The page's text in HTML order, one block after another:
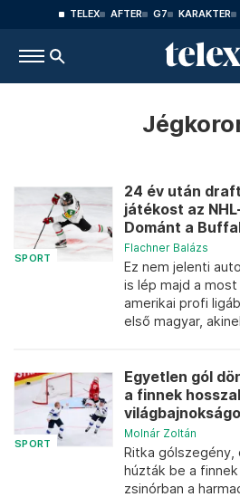
TELEX AFTER G7 KARAKTER
SPORT
24 év után
játékost az
Dománt a
Flachner Balázs
Ez nem jelenti
is lép majd a
amerikai profi
első magyar,
SPORT
Egyetlen gól
a finnek
Molnár Zoltán
Ritka
húzták be a
zsinórban a